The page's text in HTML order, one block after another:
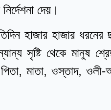
দেয়।
হাজার হাজার
সৃষ্টি থেকে মানুষ
মাতা, ওস্তাদ,